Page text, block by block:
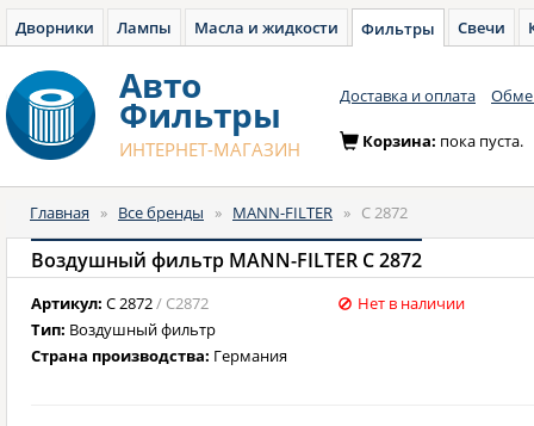
Дворники Лампы Масла и жидкости Фильтры Свечи
Авто
Фильтры
ИНТЕРНЕТ-МАГАЗИН
Доставка и оплата
Корзина: пока пуста.
Главная » Все бренды » MANN-FILTER » C 2872
Воздушный фильтр MANN-FILTER C 2872
Артикул: C 2872/ C2872
Тип: Воздушный фильтр
Страна производства: Германия
Нет в наличии